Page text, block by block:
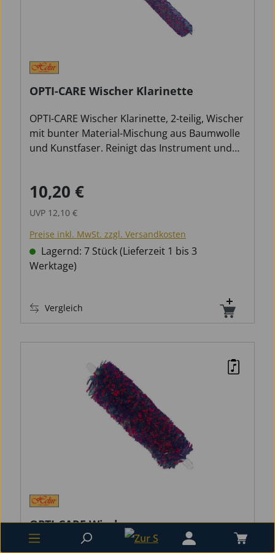
OPTI-CARE Wischer Klarinette
OPTI-CARE Wischer Klarinette, 2-teilig, Wischer
mit bunter Material-Mischung aus Baumwolle
und Kunstfaser. Reinigt das Instrument und
Verkaufspreis:
10,20 €
UVP 12,10 €
Preise inkl. MwSt. zzgl. Versandkosten
Lagernd: 7 Stück (Lieferzeit 1 bis 3
Werktage)
Vergleich
OPTI-CARE Wischer
Klarinettenmundstück